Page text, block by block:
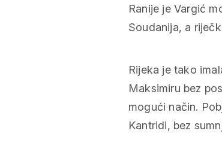
Ranije je Vargić
Soudanija, a
Rijeka je tako
Maksimiru bez
mogući način.
Kantridi, bez